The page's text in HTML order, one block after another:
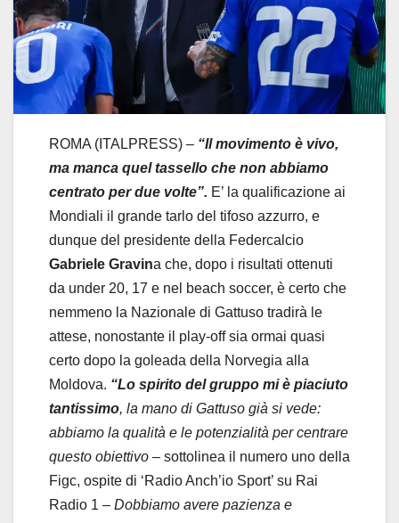
ROMA (ITALPRESS) – “Il movimento è vivo,
ma manca quel tassello che non abbiamo
centrato per due volte”. E’ la qualificazione ai
Mondiali il grande tarlo del tifoso azzurro, e
dunque del presidente della Federcalcio
Gabriele Gravina che, dopo i risultati ottenuti
da under 20, 17 e nel beach soccer, è certo che
nemmeno la Nazionale di Gattuso tradirà le
attese, nonostante il play-off sia ormai quasi
certo dopo la goleada della Norvegia alla
Moldova. “Lo spirito del gruppo mi è piaciuto
tantissimo, la mano di Gattuso già si vede:
abbiamo la qualità e le potenzialità per centrare
questo obiettivo – sottolinea il numero uno della
Figc, ospite di ‘Radio Anch’io Sport’ su Rai
Radio 1 – Dobbiamo avere pazienza e